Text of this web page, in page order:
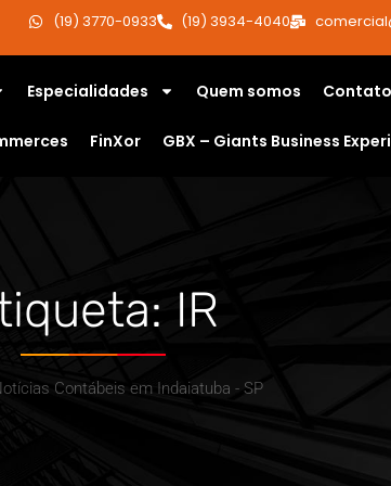
(19) 3770-0933 (19) 3934-4040
Especialidades Quem somos Contato
FinXor GBX – Giants Business
IR
Contábeis em Indaiatuba - SP